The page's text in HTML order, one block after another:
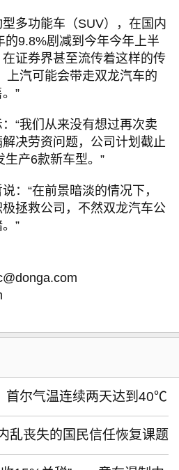
多功能车（SUV），在国内
的9.8%剧减到今年今年上半
证券界甚至流传着这样的传
上汽可能会带走双龙汽车的
”
“我们从来没有想过再次卖
决劳资问题，公司计划截止
产6款新车型。”
：“在前景暗淡的情况下，
拯救公司，不然双龙汽车公
”
首尔气温连续两天达到40℃
乱丧失的国民信任恢复课题